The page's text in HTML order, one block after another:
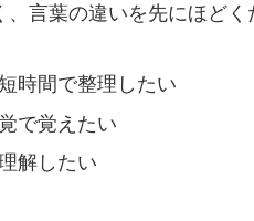
言葉の違いを先にほど
時間で整理したい
で覚えたい
解したい